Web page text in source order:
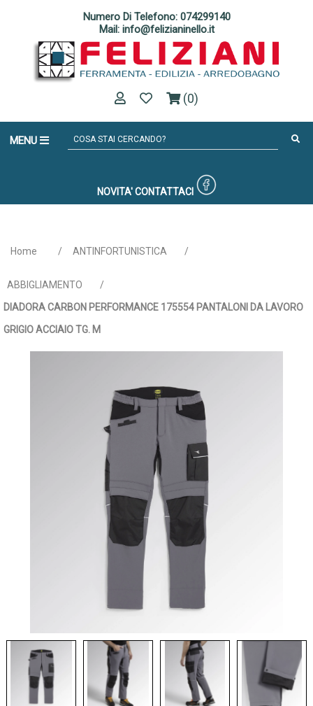
Numero Di Telefono: 074299140
Mail: info@felizianinello.it
(0)
MENU
NOVITA' CONTATTACI
Home / ANTINFORTUNISTICA /
ABBIGLIAMENTO
/
DIADORA CARBON PERFORMANCE 175554 PANTALONI DA LAVORO
GRIGIO ACCIAIO TG. M